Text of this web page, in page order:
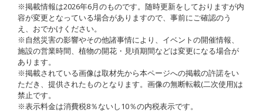
※掲載情報は2026年6月のものです。随時更新をしておりますが内
容が変更となっている場合がありますので、事前にご確認のう
え、おでかけください。
※自然災害の影響やその他諸事情により、イベントの開催情報、
施設の営業時間、植物の開花・見頃期間などは変更になる場合が
あります。
※掲載されている画像は取材先から本ページへの掲載の許諾をい
ただき、提供されたものとなります。画像の無断転載(二次使用)は
禁止です。
※表示料金は消費税8％ないし10％の内税表示です。